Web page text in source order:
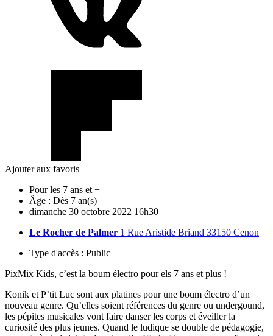
Ajouter aux favoris
Pour les 7 ans et +
Âge : Dès 7 an(s)
dimanche 30 octobre 2022 16h30
Le Rocher de Palmer 1 Rue Aristide Briand 33150 Cenon
Type d'accès : Public
PixMix Kids, c’est la boum électro pour els 7 ans et plus !
Konik et P’tit Luc sont aux platines pour une boum électro d’un
nouveau genre. Qu’elles soient références du genre ou undergound,
les pépites musicales vont faire danser les corps et éveiller la
curiosité des plus jeunes. Quand le ludique se double de pédagogie,